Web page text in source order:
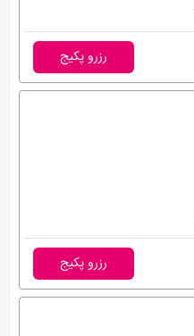
رزرو پکیج
رزرو پکیج